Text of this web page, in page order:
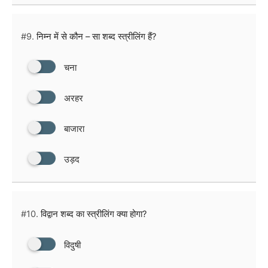
#9. निम्न में से कौन – सा शब्द स्त्रीलिंग हैं?
चना
अरहर
बाजारा
उड़द
#10. विद्वान शब्द का स्त्रीलिंग क्या होगा?
विदुषी